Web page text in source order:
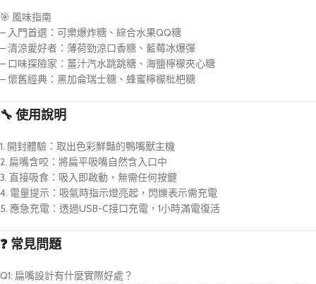
🎯 風味指南
– 入門首選：可樂爆炸糖、綜合水果QQ糖
– 清涼愛好者：薄荷勁涼口香糖、藍莓冰爆彈
– 口味探險家：薑汁汽水跳跳糖、海鹽檸檬夾心糖
– 懷舊經典：黑加侖瑞士糖、蜂蜜檸檬枇杷糖
🔧 使用說明
1. 開封體驗：取出色彩鮮豔的鴨嘴獸主機
2. 扁嘴含咬：將扁平吸嘴自然含入口中
3. 直接吸食：吸入即啟動，無需任何按鍵
4. 電量提示：吸氣時指示燈亮起，閃爍表示需充電
5. 應急充電：透過USB-C接口充電，1小時滿電復活
❓ 常見問題
Q1: 扁嘴設計有什麼實際好處？